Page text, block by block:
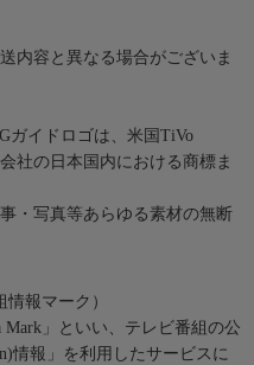
内容と異なる場合がございま
ガイドロゴは、米国TiVo
社の日本国内における商標ま
・写真等あらゆる素材の無断
報マーク）
Mark」といい、テレビ番組の公
情報」を利用したサービスに